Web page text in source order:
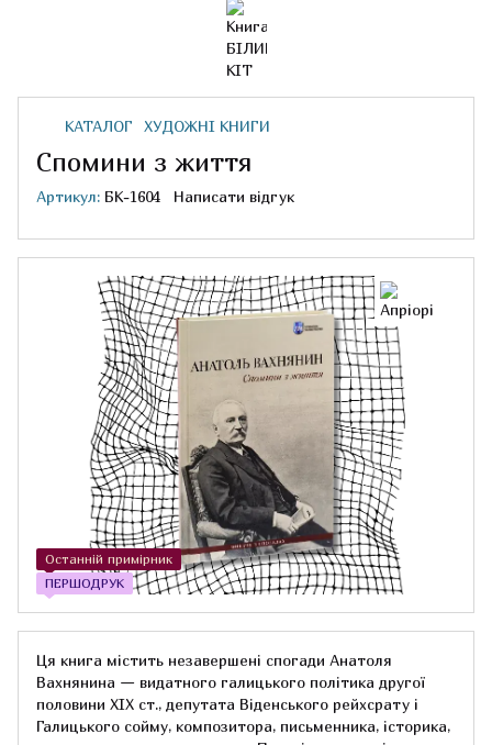
КАТАЛОГ ХУДОЖНІ КНИГИ
Спомини з життя
Артикул: БК-1604 Написати відгук
Останній примірник
ПЕРШОДРУК
Ця книга містить незавершені спогади Анатоля
Вахнянина — видатного галицького політика другої
половини XIX cт., депутата Віденського рейхсрату і
Галицького сойму, композитора, письменника, історика,